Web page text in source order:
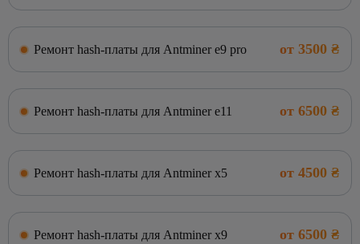
Ремонт hash-платы для Antminer e9 pro от 3500 ₴
Ремонт hash-платы для Antminer e11 от 6500 ₴
Ремонт hash-платы для Antminer x5 от 4500 ₴
Ремонт hash-платы для Antminer x9 от 6500 ₴